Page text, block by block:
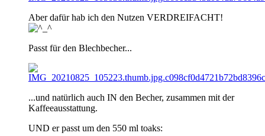
Aber dafür hab ich den Nutzen VERDREIFACHT!
Passt für den Blechbecher...
...und natürlich auch IN den Becher, zusammen mit der
Kaffeeausstattung.
UND er passt um den 550 ml toaks: